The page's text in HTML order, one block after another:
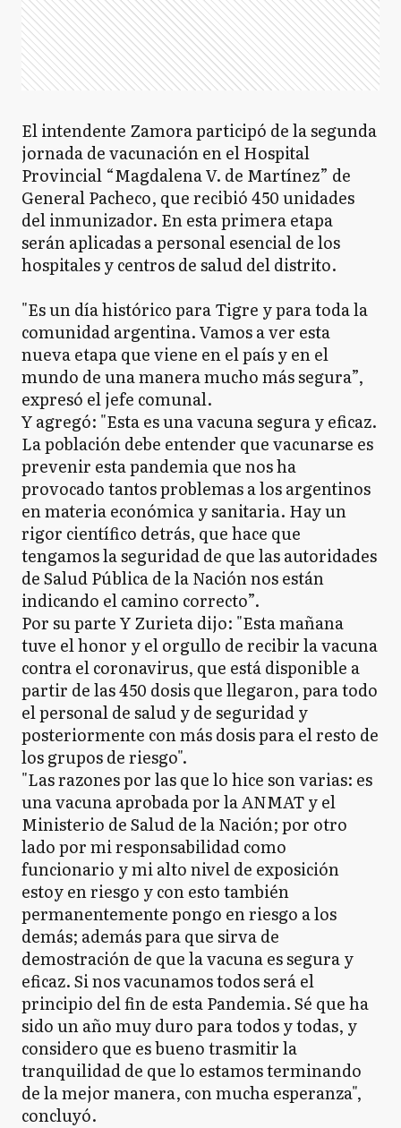
El intendente Zamora participó de la segunda
jornada de vacunación en el Hospital
Provincial “Magdalena V. de Martínez” de
General Pacheco, que recibió 450 unidades
del inmunizador. En esta primera etapa
serán aplicadas a personal esencial de los
hospitales y centros de salud del distrito.
"Es un día histórico para Tigre y para toda la
comunidad argentina. Vamos a ver esta
nueva etapa que viene en el país y en el
mundo de una manera mucho más segura”,
expresó el jefe comunal.
Y agregó: "Esta es una vacuna segura y eficaz.
La población debe entender que vacunarse es
prevenir esta pandemia que nos ha
provocado tantos problemas a los argentinos
en materia económica y sanitaria. Hay un
rigor científico detrás, que hace que
tengamos la seguridad de que las autoridades
de Salud Pública de la Nación nos están
indicando el camino correcto”.
Por su parte Y Zurieta dijo: "Esta mañana
tuve el honor y el orgullo de recibir la vacuna
contra el coronavirus, que está disponible a
partir de las 450 dosis que llegaron, para todo
el personal de salud y de seguridad y
posteriormente con más dosis para el resto de
los grupos de riesgo".
"Las razones por las que lo hice son varias: es
una vacuna aprobada por la ANMAT y el
Ministerio de Salud de la Nación; por otro
lado por mi responsabilidad como
funcionario y mi alto nivel de exposición
estoy en riesgo y con esto también
permanentemente pongo en riesgo a los
demás; además para que sirva de
demostración de que la vacuna es segura y
eficaz. Si nos vacunamos todos será el
principio del fin de esta Pandemia. Sé que ha
sido un año muy duro para todos y todas, y
considero que es bueno trasmitir la
tranquilidad de que lo estamos terminando
de la mejor manera, con mucha esperanza",
concluyó.